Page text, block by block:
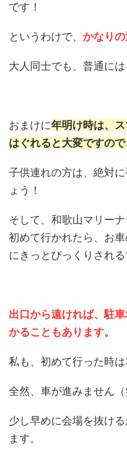
です！
というわけで、 かなりの
大人同士でも、普通には
おまけに年明け時は、
はぐれると大変ですので
子供連れの方は、絶対
ょう！
そして、和歌山マリー
初めて行かれたら、お
にきっとびっくりされる
出口から遠ければ、駐
かることもあります。
私も、初めて行った時
全然、車が進みません（
少し早めに会場を抜け
ます。